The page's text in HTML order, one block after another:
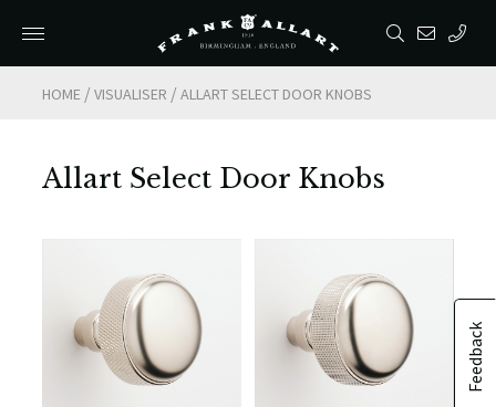
HOME /VISUALISER /ALLART SELECT DOOR KNOBS
Feedback
Allart Select Door Knobs